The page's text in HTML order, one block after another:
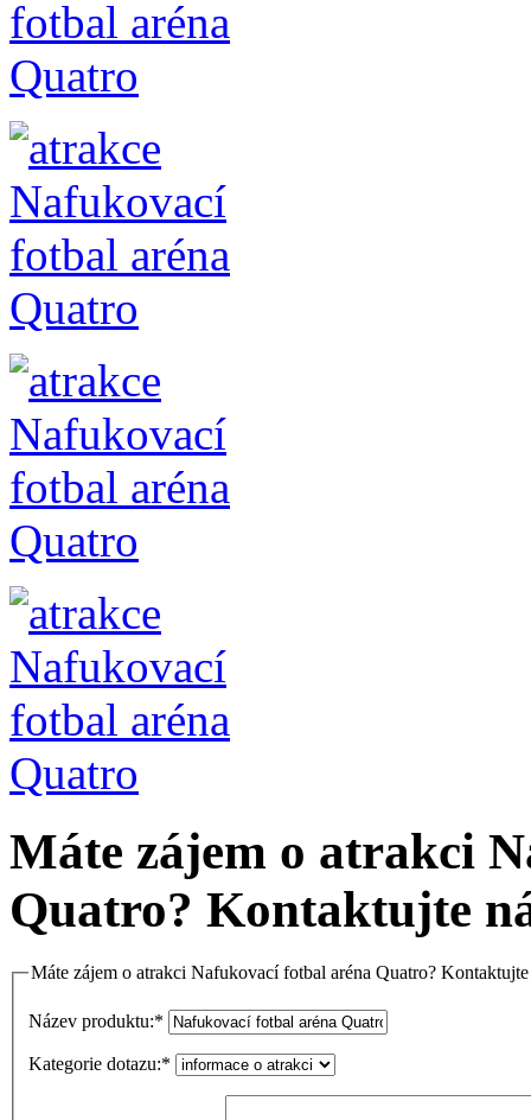
Máte zájem o atrakci
Quatro? Kontaktujte
Máte zájem o atrakci Nafukovací fotbal aréna Quatro? Kontaktujte
Název produktu:*
Kategorie dotazu:*